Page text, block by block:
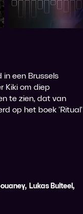
een Brussels
Kiki om diep
te zien, dat van
op het boek 'Ritual'
, Lukas Bulteel,